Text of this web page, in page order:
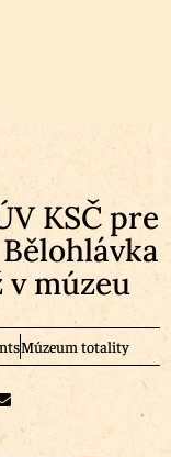
KSČ pre
v múzeu
Múzeum totality